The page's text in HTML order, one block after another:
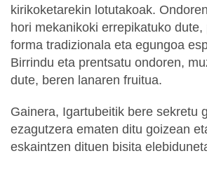
kirikoketarekin lotutakoak.
hori mekanikoki errepikatuko dute,
forma tradizionala eta egungoa
Birrindu eta prentsatu ondoren,
dute, beren lanaren fruitua.
Gainera, Igartubeitik bere sekretu
ezagutzera ematen ditu goizean
eskaintzen dituen bisita